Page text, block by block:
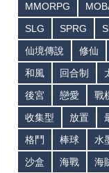
MMORPG
SLG
SPRG
仙境傳說
修仙
和風
回合制
後宮
戀愛 戰
收集型
放置
格鬥
棒球 水
沙盒
海戰 海